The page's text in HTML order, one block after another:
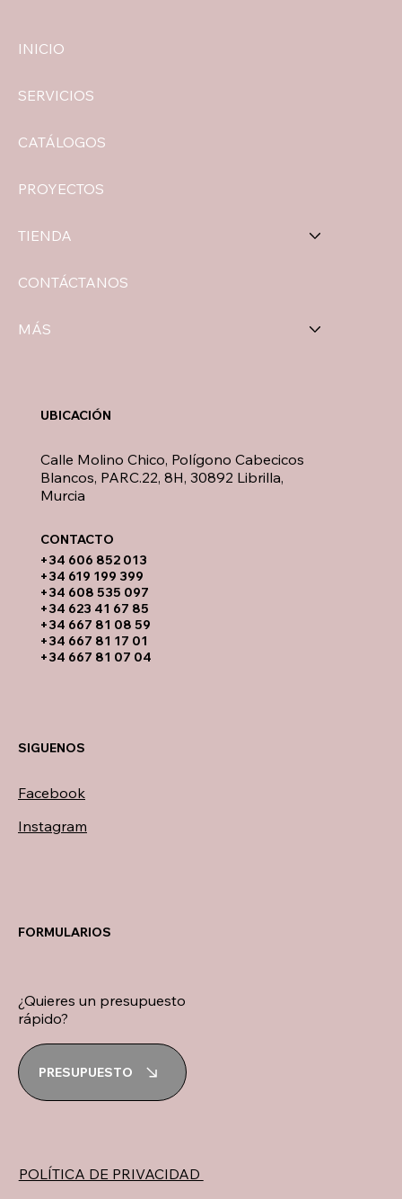
INICIO
SERVICIOS
CATÁLOGOS
PROYECTOS
TIENDA
CONTÁCTANOS
MÁS
​+34 606 852 013
+34 619 199 399
​+34 608 535 097
+34 623 41 67 85
+34 667 81 08 59
+34 667 81 17 01
+34 667 81 07 04
Calle Molino Chico, Polígono Cabecicos
Blancos, PARC.22, 8H, 30892 Librilla,
Murcia
UBICACIÓN
CONTACTO​
SIGUENOS
Facebook
Instagram
FORMULARIOS
¿Quieres un presupuesto
rápido?
PRESUPUESTO
POLÍTICA DE PRIVACIDAD